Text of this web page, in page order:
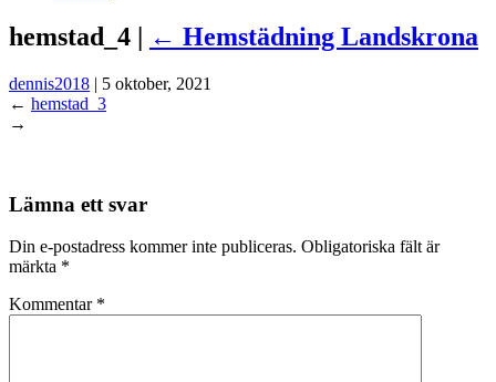
hemstad_4 | ← Hemstädning Landskrona
dennis2018 | 5 oktober, 2021
← hemstad_3
→
Lämna ett svar
Din e-postadress kommer inte publiceras. Obligatoriska fält är
märkta *
Kommentar *